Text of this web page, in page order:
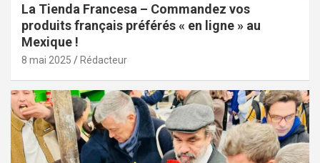
La Tienda Francesa – Commandez vos
produits français préférés « en ligne » au
Mexique !
8 mai 2025 Rédacteur